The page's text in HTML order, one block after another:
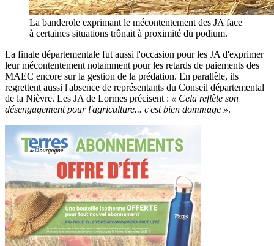
La banderole exprimant le mécontentement des JA face
à certaines situations trônait à proximité du podium.
La finale départementale fut aussi l'occasion pour les JA d'exprimer
leur mécontentement notamment pour les retards de paiements des
MAEC encore sur la gestion de la prédation. En parallèle, ils
regrettent aussi l'absence de représentants du Conseil départemental
de la Nièvre. Les JA de Lormes précisent : « Cela reflète son
désengagement pour l'agriculture... c'est bien dommage ».